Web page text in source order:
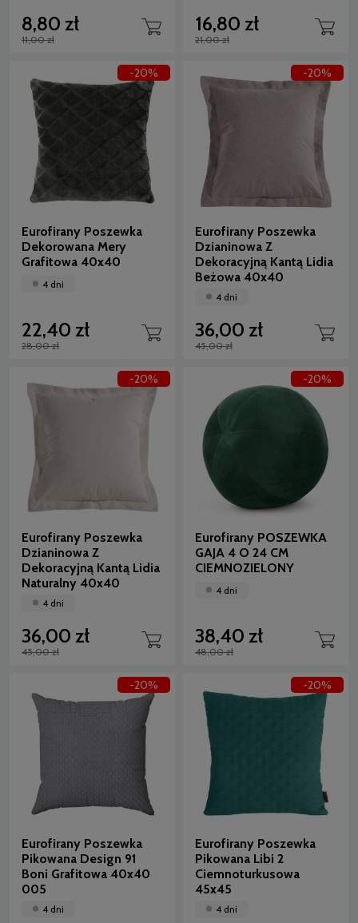
8,80 zł
11,00 zł
16,80 zł
21,00 zł
Eurofirany Poszewka
Dekorowana Mery
Grafitowa 40x40
4 dni
22,40 zł
28,00 zł
-20%
Eurofirany Poszewka
Dzianinowa Z
Dekoracyjną Kantą Lidia
Beżowa 40x40
4 dni
36,00 zł
45,00 zł
-20%
Eurofirany Poszewka
Dzianinowa Z
Dekoracyjną Kantą Lidia
Naturalny 40x40
4 dni
36,00 zł
45,00 zł
-20%
Eurofirany POSZEWKA
GAJA 4 O 24 CM
CIEMNOZIELONY
4 dni
38,40 zł
48,00 zł
-20%
Eurofirany Poszewka
Pikowana Design 91
Boni Grafitowa 40x40
005
4 dni
-20%
Eurofirany Poszewka
Pikowana Libi 2
Ciemnoturkusowa
45x45
4 dni
-20%